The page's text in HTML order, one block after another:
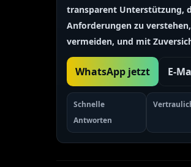
transparent Unterstützung,
Anforderungen zu
vermeiden, und mit
WhatsApp jetzt E-
Schnelle
Antworten
Russian
Italian
Polish
Spanish
Turkish